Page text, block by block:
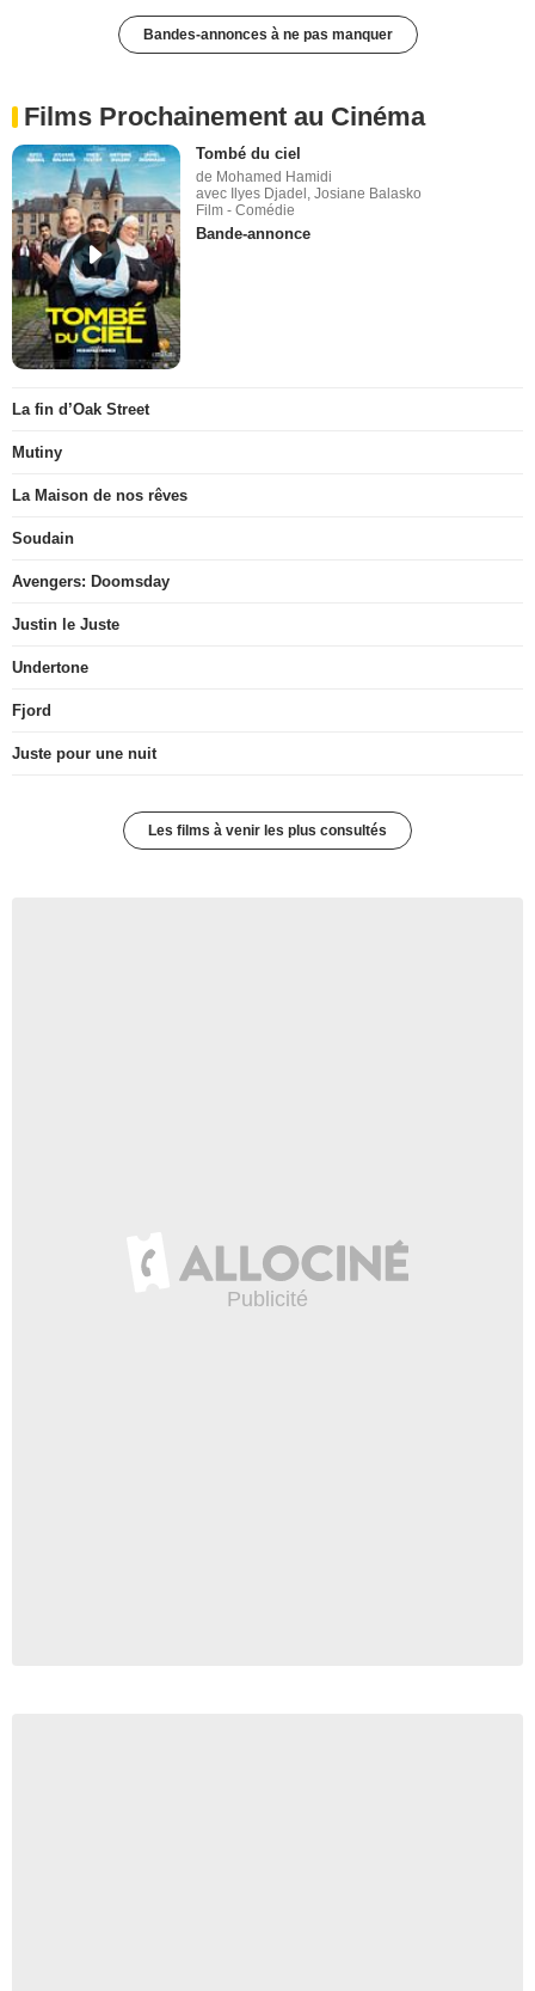
Bandes-annonces à ne pas manquer
Films Prochainement au Cinéma
Tombé du ciel
de Mohamed Hamidi
avec Ilyes Djadel, Josiane Balasko
Film - Comédie
Bande-annonce
La fin d’Oak Street
Mutiny
La Maison de nos rêves
Soudain
Avengers: Doomsday
Justin le Juste
Undertone
Fjord
Juste pour une nuit
Les films à venir les plus consultés